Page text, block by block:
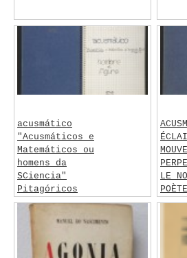
acusmático
"Acusmáticos e
Matemáticos ou
homens da
SCiencia"
Pitagóricos
nombre et figure
Negreiros, José
LE
POÈTE
de